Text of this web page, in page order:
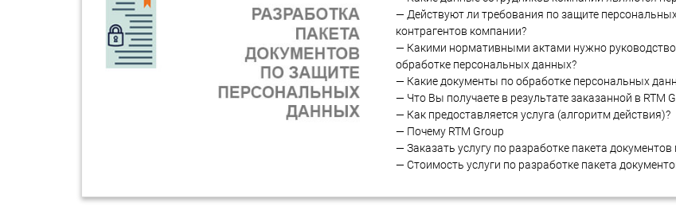
— Действуют ли требования по защите
контрагентов компании?
— Какими нормативными актами нужно
обработке персональных данных?
— Какие документы по обработке персональных
— Что Вы получаете в результате заказанной в RTM
— Как предоставляется услуга (алгоритм действия)?
— Почему RTM Group
— Заказать услугу по разработке пакета
— Стоимость услуги по разработке пакета